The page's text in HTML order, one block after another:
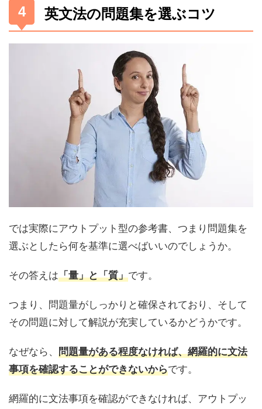
英文法の問題集を選ぶコツ
では実際にアウトプット型の参考書、つまり問題集を
選ぶとしたら何を基準に選べばいいのでしょうか。
その答えは「量」と「質」です。
つまり、問題量がしっかりと確保されており、そして
その問題に対して解説が充実しているかどうかです。
なぜなら、 問題量がある程度なければ、網羅的に文法
事項を確認することができないからです。
網羅的に文法事項を確認ができなければ、アウトプッ